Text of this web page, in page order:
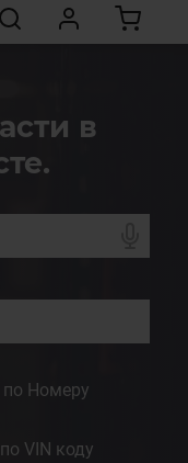
в
по Номеру
по VIN коду